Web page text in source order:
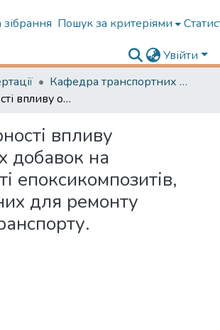
Пошук за критеріями
Увійти
Кафедра транспортних технологій та механічної інженерії
Закономірності впливу органічних добавок на властивості епоксикомпозитів, призначених для ремонту водного транспорту.
впливу
добавок на
епоксикомпозитів,
для ремонту